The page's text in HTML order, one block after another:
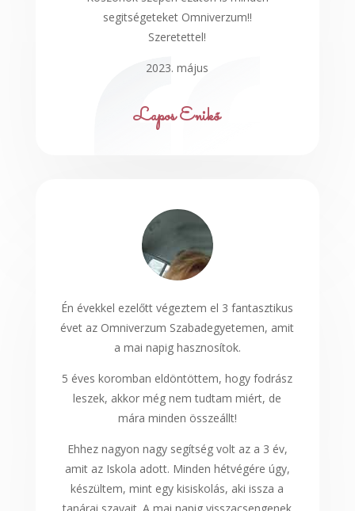
segitségeteket Omniverzum!!
Szeretettel!
2023. május
Lapos Enikő
Én évekkel ezelőtt végeztem el 3 fantasztikus
évet az Omniverzum Szabadegyetemen, amit
a mai napig hasznosítok.
5 éves koromban eldöntöttem, hogy fodrász
leszek, akkor még nem tudtam miért, de
mára minden összeállt!
Ehhez nagyon nagy segítség volt az a 3 év,
amit az Iskola adott. Minden hétvégére úgy,
készültem, mint egy kisiskolás, aki issza a